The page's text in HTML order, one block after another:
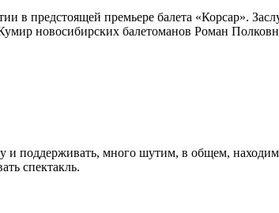
предстоящей премьере балета «Корсар».
новосибирских балетоманов Роман
и поддерживать, много шутим, в общем,
спектакль.